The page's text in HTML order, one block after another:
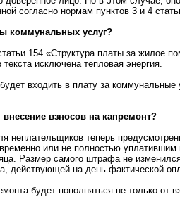
согласно нормам пунктов 3 и 4
коммунальных услуг?
154 «Структура платы за жилое
исключена тепловая энергия.
входить в плату за коммунальные
взносов на капремонт?
неплательщиков теперь
или не полностью
Размер самого штрафа не
действующей на день фактической
будет пополняться не только от